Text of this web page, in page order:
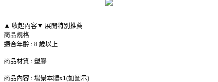
▲ 收起內容▼ 展開特別推薦
商品規格
適合年齡 : 8 歲以上
商品材質 : 塑膠
商品內容 : 場景本體x1(如圖示)